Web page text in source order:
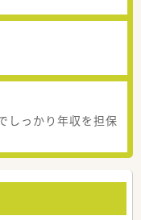
しっかり年収を担保